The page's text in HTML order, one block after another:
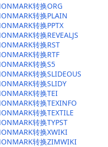
转换ORG
转换PLAIN
转换PPTX
转换REVEALJS
转换RST
转换RTF
转换S5
转换SLIDEOUS
转换SLIDY
转换TEI
转换TEXINFO
转换TEXTILE
转换TYPST
转换XWIKI
转换ZIMWIKI